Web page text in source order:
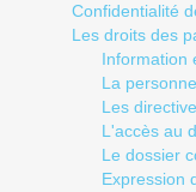
Confidentialité
Les droits des
Information
La
Les
L'accès au
Le dossier
Expression